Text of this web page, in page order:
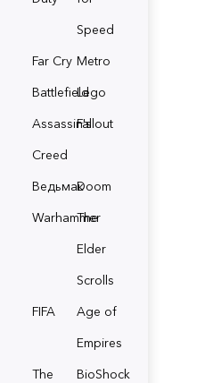
Speed
Far Cry Metro
BattlefieldLego
Assassin's
Creed
Fallout
ВедьмакDoom
Warhammer
The
Elder
Scrolls
FIFA
Age of
Empires
The
BioShock